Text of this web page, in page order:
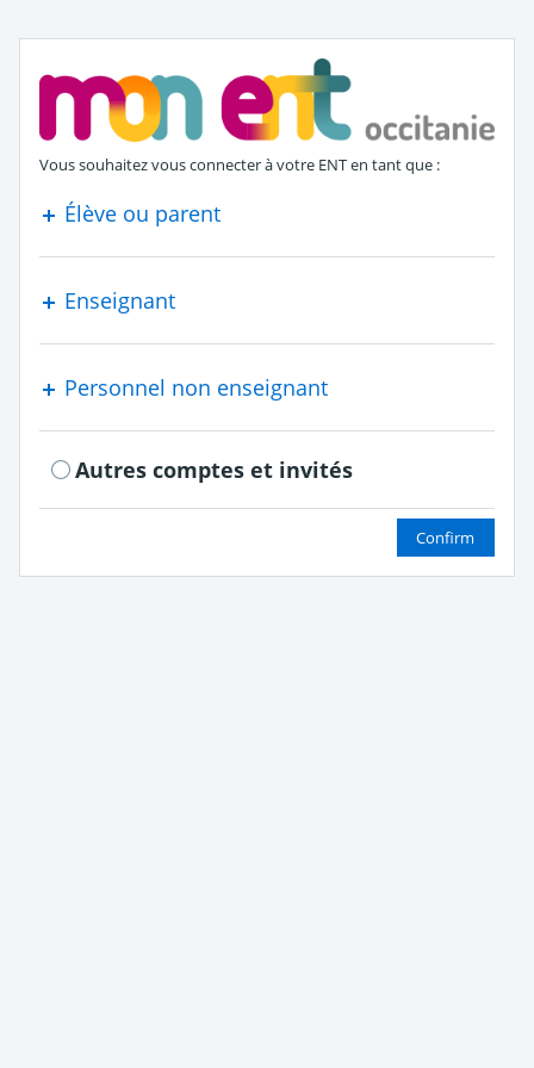
S'authentifier en tant que
Vous souhaitez vous connecter à votre ENT en tant que :
Élève ou parent
Enseignant
Personnel non enseignant
Autres comptes et invités